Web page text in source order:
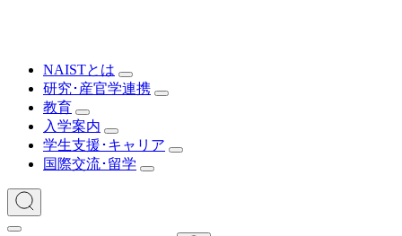
NAISTとは
研究･産官学連携
教育
入学案内
学生支援･キャリア
国際交流･留学